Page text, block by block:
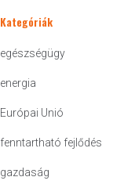
Kategóriák
egészségügy
energia
Európai Unió
fenntartható fejlődés
gazdaság